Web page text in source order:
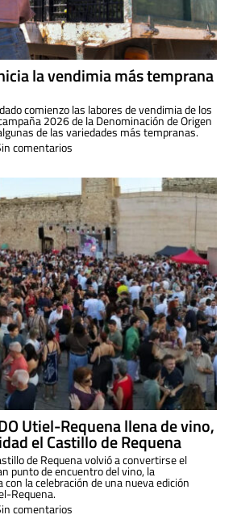
la vendimia más temprana
comienzo las labores de vendimia de los
2026 de la Denominación de Origen
de las variedades más tempranas.
comentarios
Utiel-Requena llena de vino,
el Castillo de Requena
de Requena volvió a convertirse el
punto de encuentro del vino, la
la celebración de una nueva edición
Requena.
comentarios